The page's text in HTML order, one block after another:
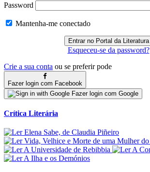
Password
Mantenha-me conectado
Esqueceu-se da password?
Crie a sua conta ou se preferir pode
Fazer login com Facebook
Fazer login com Google
Crítica Literária